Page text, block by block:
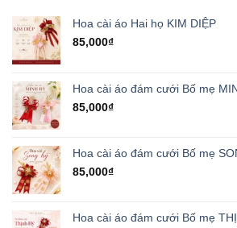
Hoa cài áo Hai họ KIM DIỆP
85,000₫
Hoa cài áo đám cưới Bố mẹ
85,000₫
Hoa cài áo đám cưới Bố mẹ
85,000₫
Hoa cài áo đám cưới Bố mẹ